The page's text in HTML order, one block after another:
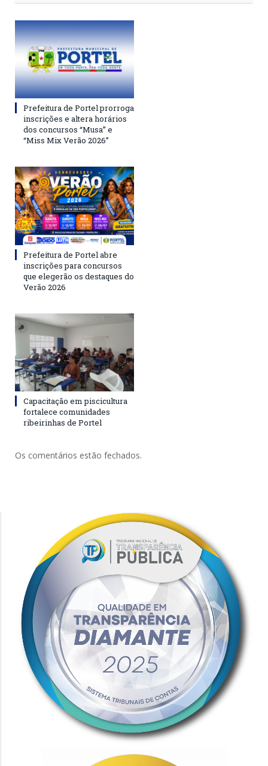
Prefeitura de Portel prorroga
inscrições e altera horários
dos concursos “Musa” e
“Miss Mix Verão 2026”
Prefeitura de Portel abre
inscrições para concursos
que elegerão os destaques do
Verão 2026
Capacitação em piscicultura
fortalece comunidades
ribeirinhas de Portel
Os comentários estão fechados.